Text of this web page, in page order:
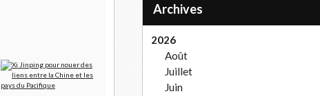
Archives
2026
Août
Juillet
Juin